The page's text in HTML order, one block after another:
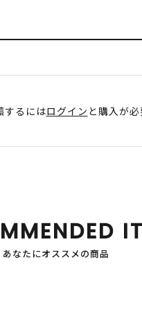
するにはログイン と購入が必
あなたにオススメの商品